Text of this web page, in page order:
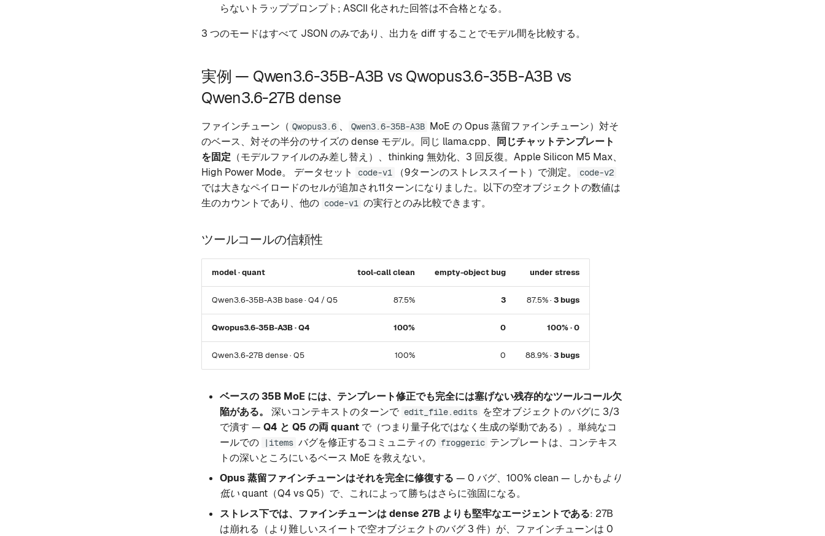
らないトラッププロンプト; ASCII 化された回答は不合格となる。
3 つのモードはすべて JSON のみであり、出力を diff することでモデル間を比較する。
実例 — Qwen3.6-35B-A3B vs Qwopus3.6-35B-A3B vs
Qwen3.6-27B dense
ファインチューン（ Qwopus3.6 、 Qwen3.6-35B-A3B MoE の Opus 蒸留ファインチューン）対そ
のベース、対その半分のサイズの dense モデル。同じ llama.cpp、
同じチャットテンプレート
を固定 （モデルファイルのみ差し替え）、thinking 無効化、3 回反復。Apple Silicon M5 Max、
High Power Mode。 データセット
code-v1 （9ターンのストレススイート）で測定。 code-v2
では大きなペイロードのセルが追加され11ターンになりました。以下の空オブジェクトの数値は
生のカウントであり、他の code-v1 の実行とのみ比較できます。
ツールコールの信頼性
model · quant tool-call clean empty-object bug under stress
Qwen3.6-35B-A3B base · Q4 / Q5 87.5% 3 87.5% · 3 bugs
Qwopus3.6-35B-A3B · Q4 100% 0 100% · 0
Qwen3.6-27B dense · Q5 100% 0 88.9% · 3 bugs
ベースの 35B MoE には、テンプレート修正でも完全には塞げない残存的なツールコール欠
陥がある。
深いコンテキストのターンで edit_file.edits を空オブジェクトのバグに 3/3
で潰す — Q4 と Q5 の両 quant で（つまり量子化ではなく生成の挙動である）。単純なコ
ールでの
|items バグを修正するコミュニティの froggeric テンプレートは、コンテキス
トの深いところにいるベース MoE を救えない。
Opus 蒸留ファインチューンはそれを完全に修復する — 0 バグ、100% clean — しかもより
低いquant（Q4 vs Q5）で、これによって勝ちはさらに強固になる。
ストレス下では、ファインチューンは dense 27B よりも堅牢なエージェントである: 27B
は崩れる（より難しいスイートで空オブジェクトのバグ 3 件）が、ファインチューンは 0